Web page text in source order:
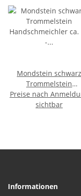
Mondstein schwarz
Trommelstein
Handschmeichler ca.
- 40 mm
Preise nach
sichtbar
Informationen